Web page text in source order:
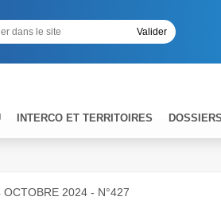
INTERCO ET TERRITOIRES
OCTOBRE 2024 - N°427